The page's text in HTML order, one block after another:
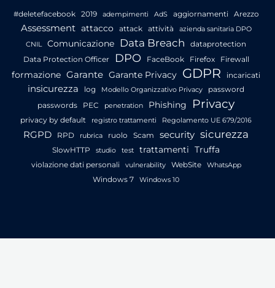
#deletefacebook 2019 adempimenti AdS aggiornamenti Arezzo
Assessment attacco attack attività
azienda sanitaria DPO
CNIL
Comunicazione Data Breach
dataprotection
Data Protection Officer
DPO FaceBook Firefox Firewall
formazione Garante Garante Privacy GDPR incaricati
insicurezza log Modello Organizzativo Privacy
password
passwords
PEC penetration Phishing Privacy
privacy by default registro trattamenti Regolamento UE 679/2016
RGPD RPD rubrica ruolo Scam security sicurezza
SlowHTTP studio test trattamenti Truffa
violazione dati personali vulnerability WebSite WhatsApp
Windows 7 Windows 10